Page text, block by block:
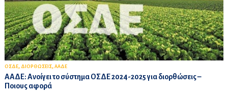
ΟΣΔΕ, ΔΙΟΡΘΩΣΕΙΣ, ΑΑΔΕ
ΑΑΔΕ: Ανοίγει το σύστημα ΟΣΔΕ 2024-2025 για διορθώσεις –
Ποιους αφορά